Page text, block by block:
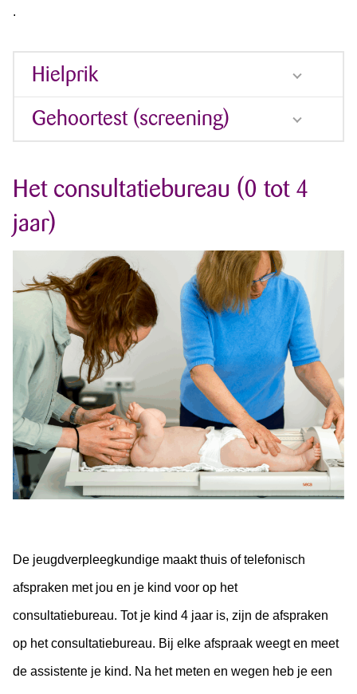
.
Hielprik
Gehoortest (screening)
Het consultatiebureau (0 tot 4
jaar)
De jeugdverpleegkundige maakt thuis of telefonisch
afspraken met jou en je kind voor op het
consultatiebureau. Tot je kind 4 jaar is, zijn de afspraken
op het consultatiebureau. Bij elke afspraak weegt en meet
de assistente je kind. Na het meten en wegen heb je een